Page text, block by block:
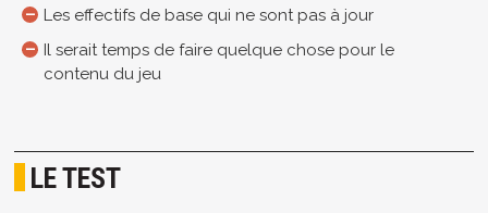
Les effectifs de base qui ne sont pas à jour
Il serait temps de faire quelque chose pour le
contenu du jeu
LE TEST